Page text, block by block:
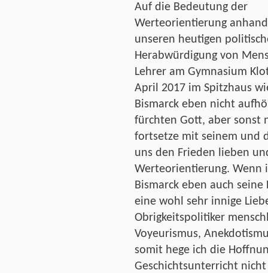
Auf die Bedeutung der
Werteorientierung
unseren heutigen
Herabwürdigung von
Lehrer am Gymnasium
April 2017 im Spitzhaus
Bismarck eben nicht
fürchten Gott, aber sonst
fortsetze mit seinem und
uns den Frieden lieben
Werteorientierung. Wenn
Bismarck eben auch
eine wohl sehr innige
Obrigkeitspolitiker
Voyeurismus,
somit hege ich die
Geschichtsunterricht